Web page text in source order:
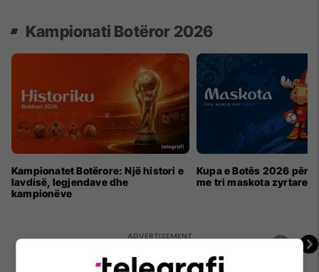
Kampionati Botëror 2026
Kampionatet Botërore: Një histori e
lavdisë, legjendave dhe
kampionëve
Kupa e Botës 2026 për
me tri maskota zyrtare